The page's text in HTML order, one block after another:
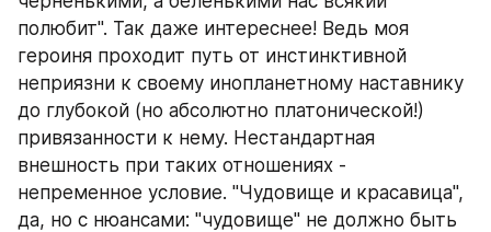
полюбит". Так даже интереснее! Ведь моя
героиня проходит путь от инстинктивной
неприязни к своему инопланетному наставнику
до глубокой (но абсолютно платонической!)
привязанности к нему. Нестандартная
внешность при таких отношениях -
непременное условие. "Чудовище и красавица",
да, но с нюансами: "чудовище" не должно быть